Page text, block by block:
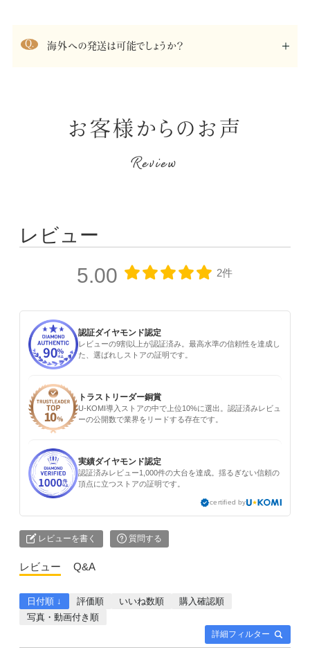
海外への発送は可能でしょうか？
お客様からのお声
Review
レビュー
5.00 2件
認証ダイヤモンド認定
レビューの9割以上が認証済み。最高水準の信頼性を達成し
た、選ばれしストアの証明です。
トラストリーダー銅賞
U-KOMI導入ストアの中で上位10%に選出。認証済みレビュ
ーの公開数で業界をリードする存在です。
実績ダイヤモンド認定
認証済みレビュー1,000件の大台を達成。揺るぎない信頼の
頂点に立つストアの証明です。
certified by
レビューを書く 質問する
レビュー Q&A
詳細フィルター
日付順 ↓ 評価順 いいね数順
購入確認順
写真・動画付き順